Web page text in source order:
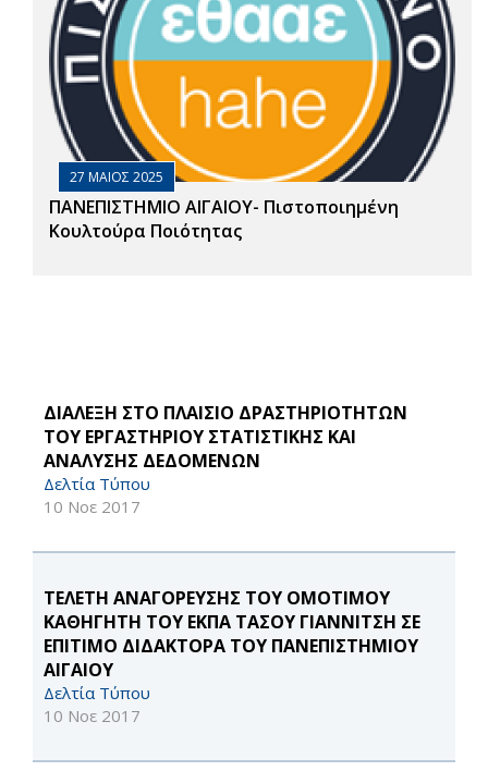
27 ΜΑΙΟΣ 2025
ΠΑΝΕΠΙΣΤΗΜΙΟ ΑΙΓΑΙΟΥ- Πιστοποιημένη
Κουλτούρα Ποιότητας
ΔΙΑΛΕΞΗ ΣΤΟ ΠΛΑΙΣΙΟ ΔΡΑΣΤΗΡΙΟΤΗΤΩΝ
ΤΟΥ ΕΡΓΑΣΤΗΡΙΟΥ ΣΤΑΤΙΣΤΙΚΗΣ ΚΑΙ
ΑΝΑΛΥΣΗΣ ΔΕΔΟΜΕΝΩΝ
Δελτία Τύπου
10 Νοε 2017
ΤΕΛΕΤΗ ΑΝΑΓΟΡΕΥΣΗΣ ΤΟΥ ΟΜΟΤΙΜΟΥ
ΚΑΘΗΓΗΤΗ ΤΟΥ ΕΚΠΑ ΤΑΣΟΥ ΓΙΑΝΝΙΤΣΗ ΣΕ
EΠΙΤΙΜΟ ΔΙΔΑΚΤΟΡΑ ΤΟΥ ΠΑΝΕΠΙΣΤΗΜΙΟΥ
ΑΙΓΑΙΟΥ
Δελτία Τύπου
10 Νοε 2017